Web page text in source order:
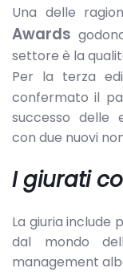
Una delle
Awards
settore è la
Per la terza
confermato il
successo delle
con due nuovi
I giurati
La giuria include
dal mondo
management